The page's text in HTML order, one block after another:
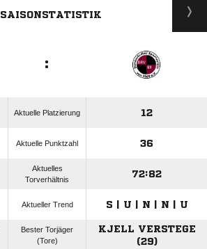
SAISONSTATISTIK
:
Aktuelle Platzierung 12
Aktuelle Punktzahl 36
Aktuelles
Torverhältnis
72:82
Aktueller Trend S | U | N | N | U
Bester Torjäger
(Tore)
KJELL VERSTEGE
(29)